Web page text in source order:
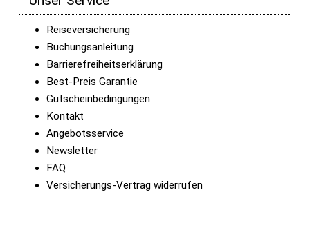
Reiseversicherung
Buchungsanleitung
Barrierefreiheitserklärung
Best-Preis Garantie
Gutscheinbedingungen
Kontakt
Angebotsservice
Newsletter
FAQ
Versicherungs-Vertrag widerrufen